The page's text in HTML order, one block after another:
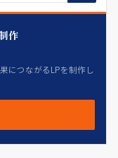
作
につながるLPを制作し